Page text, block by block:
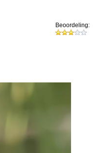
Beoordeling: